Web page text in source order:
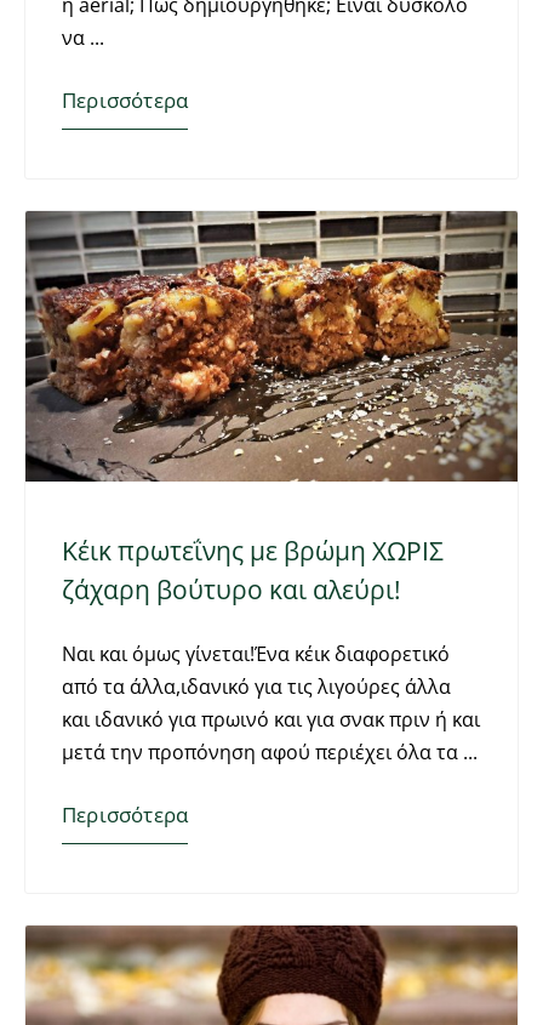
να
Περισσότερα
Κέικ πρωτεΐνης με βρώμη ΧΩΡΙΣ
ζάχαρη βούτυρο και αλεύρι!
Ναι και όμως γίνεται!Ένα κέικ διαφορετικό
από τα άλλα,ιδανικό για τις λιγούρες άλλα
και ιδανικό για πρωινό και για σνακ πριν ή και
μετά την προπόνηση αφού περιέχει όλα τα
Περισσότερα